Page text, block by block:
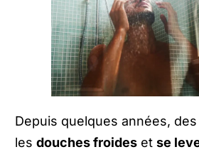
Depuis quelques années,
les douches froideset se